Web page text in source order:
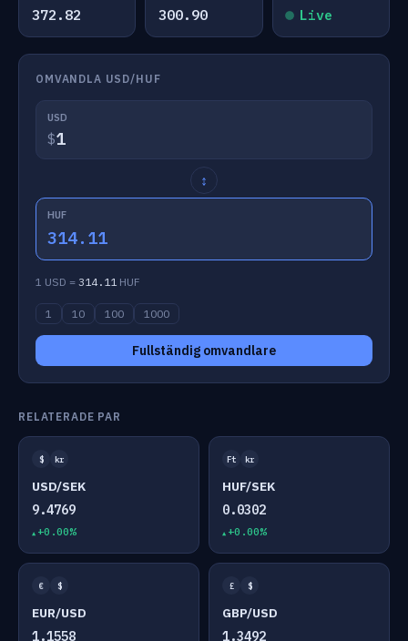
372.82 300.90 Live
OMVANDLA USD/HUF
USD
$
↕
HUF
314.11
1 USD = 314.11 HUF
1 10 100 1000
Fullständig omvandlare
RELATERADE PAR
$ kr
USD/SEK
9.4769
+0.00%
Ft kr
HUF/SEK
0.0302
+0.00%
€ $
EUR/USD
1.1558
£ $
GBP/USD
1.3492